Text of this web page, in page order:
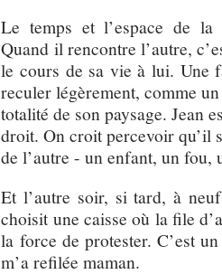
Le temps et l’espace de
Quand il rencontre l’autre,
le cours de sa vie à lui. Une
reculer légèrement, comme
totalité de son paysage. Jean
droit. On croit percevoir qu’il
de l’autre - un enfant, un fou,
Et l’autre soir, si tard, à
choisit une caisse où la file
la force de protester. C’est
m’a refilée maman.